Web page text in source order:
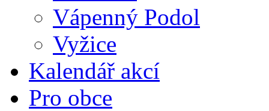
Vápenný Podol
Vyžice
Kalendář akcí
Pro obce